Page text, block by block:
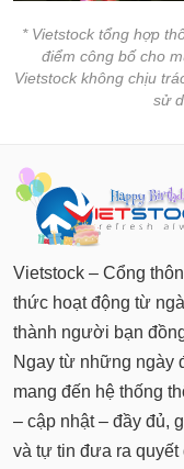
* Vietstock tổng hợp
điểm công bố cho
Vietstock không chịu
sử
Vietstock – Cổng
thức hoạt động từ
thành người bạn
Ngay từ những ngày
mang đến hệ thống
– cập nhật – đầy đủ,
và tự tin đưa ra quyết